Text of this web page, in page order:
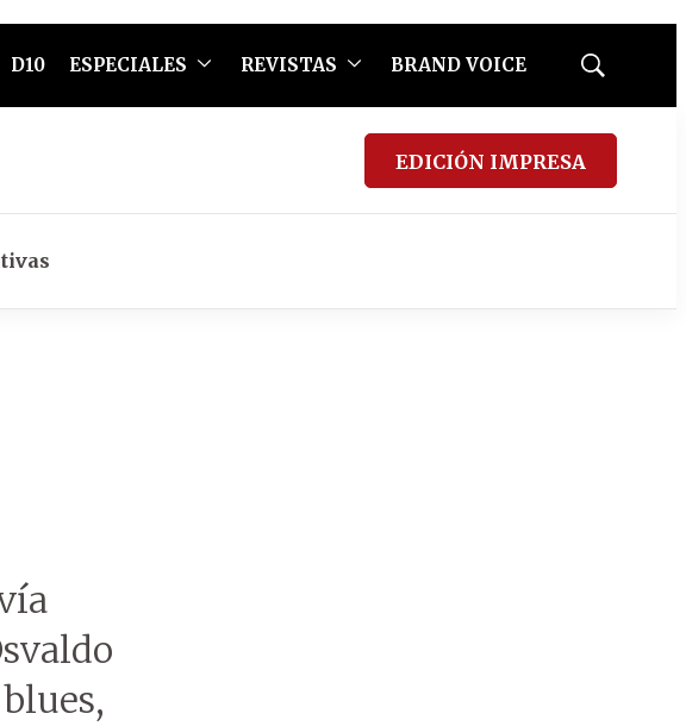
D10 ESPECIALES REVISTAS BRAND VOICE
Mostrar
EDICIÓN IMPRESA